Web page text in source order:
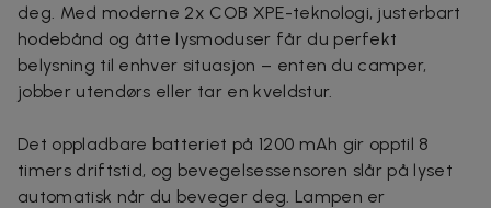
deg. Med moderne 2x COB XPE-teknologi, justerbart
hodebånd og åtte lysmoduser får du perfekt
belysning til enhver situasjon – enten du camper,
jobber utendørs eller tar en kveldstur.
Det oppladbare batteriet på 1200 mAh gir opptil 8
timers driftstid, og bevegelsessensoren slår på lyset
automatisk når du beveger deg. Lampen er